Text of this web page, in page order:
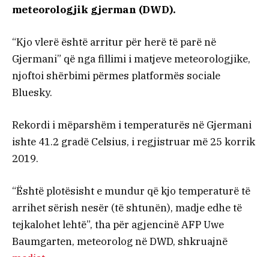
meteorologjik gjerman (DWD).
“Kjo vlerë është arritur për herë të parë në
Gjermani” që nga fillimi i matjeve meteorologjike,
njoftoi shërbimi përmes platformës sociale
Bluesky.
Rekordi i mëparshëm i temperaturës në Gjermani
ishte 41.2 gradë Celsius, i regjistruar më 25 korrik
2019.
“Është plotësisht e mundur që kjo temperaturë të
arrihet sërish nesër (të shtunën), madje edhe të
tejkalohet lehtë”, tha për agjencinë AFP Uwe
Baumgarten, meteorolog në DWD, shkruajnë